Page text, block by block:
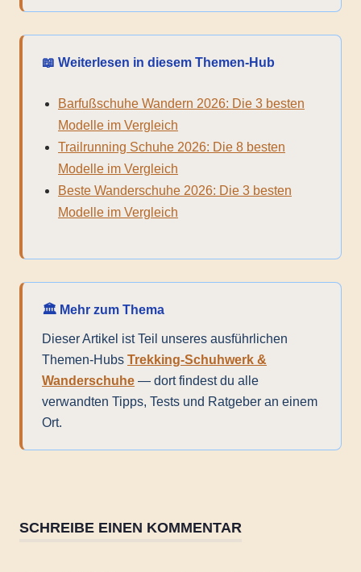
📖 Weiterlesen in diesem Themen-Hub
Barfußschuhe Wandern 2026: Die 3 besten
Modelle im Vergleich
Trailrunning Schuhe 2026: Die 8 besten
Modelle im Vergleich
Beste Wanderschuhe 2026: Die 3 besten
Modelle im Vergleich
🏛️ Mehr zum Thema
Dieser Artikel ist Teil unseres ausführlichen
Themen-Hubs Trekking-Schuhwerk &
Wanderschuhe — dort findest du alle
verwandten Tipps, Tests und Ratgeber an einem
Ort.
Outdoor
SCHREIBE EINEN KOMMENTAR